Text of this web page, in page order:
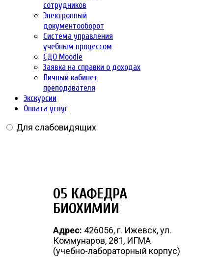
сотрудников
Электронный
документооборот
Система управления
учебным процессом
СДО Moodle
Заявка на справки о доходах
Личный кабинет
преподавателя
Экскурсии
Оплата услуг
Для слабовидящих
05 КАФЕДРА
БИОХИМИИ
Адрес: 426056, г. Ижевск, ул.
Коммунаров, 281, ИГМА
(учебно-лабораторный корпус)